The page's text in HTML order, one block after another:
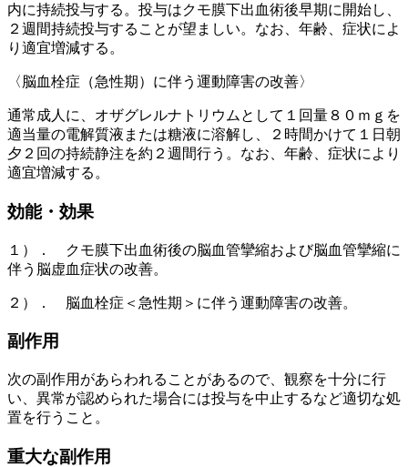
内に持続投与する。投与はクモ膜下出血術後早期に開始し、
２週間持続投与することが望ましい。なお、年齢、症状によ
り適宜増減する。
〈脳血栓症（急性期）に伴う運動障害の改善〉
通常成人に、オザグレルナトリウムとして１回量８０ｍｇを
適当量の電解質液または糖液に溶解し、２時間かけて１日朝
夕２回の持続静注を約２週間行う。なお、年齢、症状により
適宜増減する。
効能・効果
１）． クモ膜下出血術後の脳血管攣縮および脳血管攣縮に
伴う脳虚血症状の改善。
２）． 脳血栓症＜急性期＞に伴う運動障害の改善。
副作用
次の副作用があらわれることがあるので、観察を十分に行
い、異常が認められた場合には投与を中止するなど適切な処
置を行うこと。
重大な副作用